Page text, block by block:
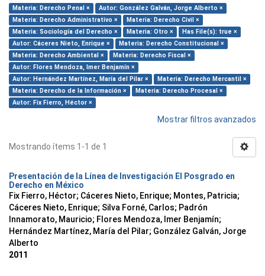
Materia: Derecho Penal ×
Autor: González Galván, Jorge Alberto ×
Materia: Derecho Administrativo ×
Materia: Derecho Civil ×
Materia: Sociología del Derecho ×
Materia: Otro ×
Has File(s): true ×
Autor: Cáceres Nieto, Enrique ×
Materia: Derecho Constitucional ×
Materia: Derecho Ambiental ×
Materia: Derecho Fiscal ×
Autor: Flores Mendoza, Imer Benjamín ×
Autor: Hernández Martínez, María del Pilar ×
Materia: Derecho Mercantil ×
Materia: Derecho de la Información ×
Materia: Derecho Procesal ×
Autor: Fix Fierro, Héctor ×
Mostrar filtros avanzados
Mostrando ítems 1-1 de 1
Presentación de la Línea de Investigación El Posgrado en
Derecho en México
Fix Fierro, Héctor; Cáceres Nieto, Enrique; Montes, Patricia;
Cáceres Nieto, Enrique; Silva Forné, Carlos; Padrón
Innamorato, Mauricio; Flores Mendoza, Imer Benjamín;
Hernández Martínez, María del Pilar; González Galván, Jorge
Alberto
2011